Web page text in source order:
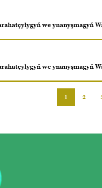
we ynanyşmagyň
we ynanyşmagyň
1 2